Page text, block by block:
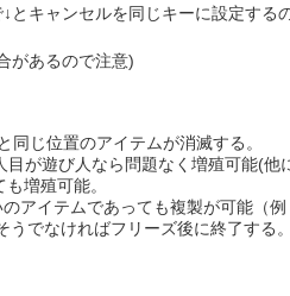
とキャンセルを同じキーに設定する
があるので注意)
じ位置のアイテムが消滅する。
が遊び人なら問題なく増殖可能(他
増殖可能。
アイテムであっても複製が可能（
でなければフリーズ後に終了する。